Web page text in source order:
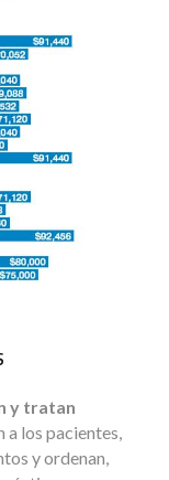
y tratan
a los pacientes,
y ordenan,